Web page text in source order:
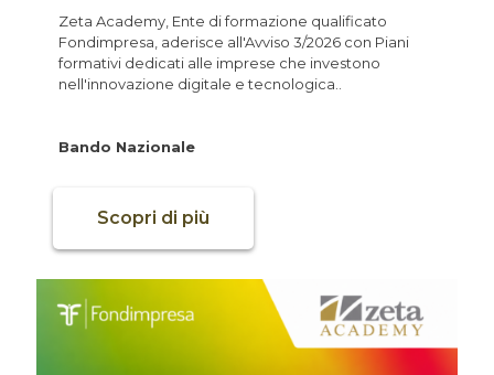
Zeta Academy, Ente di formazione qualificato
Fondimpresa, aderisce all'Avviso 3/2026 con Piani
formativi dedicati alle imprese che investono
nell'innovazione digitale e tecnologica..
Bando Nazionale
Scopri di più